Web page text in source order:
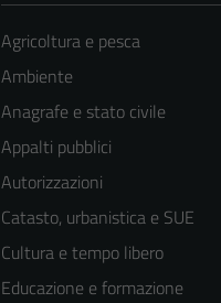
Agricoltura e pesca
Ambiente
Anagrafe e stato civile
Appalti pubblici
Autorizzazioni
Catasto, urbanistica e SUE
Cultura e tempo libero
Educazione e formazione